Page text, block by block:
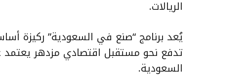
الريالات.
يُعد برنامج “صنع في السعودية” ركيزة
تدفع نحو مستقبل اقتصادي مزدهر يعتمد
السعودية.